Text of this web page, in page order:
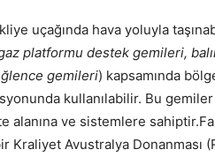
uçağında hava yoluyla
platformu destek gemileri,
gemileri) kapsamında
kullanılabilir. Bu
ve sistemlere
Kraliyet Avustralya Donanması